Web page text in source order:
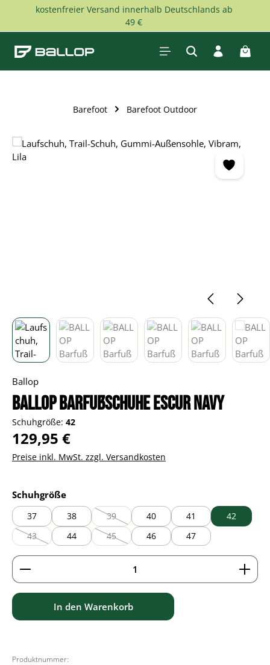
Zum Hauptinhalt springen
kostenfreier Versand innerhalb Deutschlands ab
49 €
Barefoot Barefoot Outdoor
Bildergalerie überspringen
Ballop
BALLOP Barfußschuhe Escur navy
Schuhgröße: 42
Regulärer Preis:
129,95 €
Preise inkl. MwSt. zzgl. Versandkosten
Schuhgrößeauswählen
37 38 39
(Diese Option ist zurzeit nicht verfügbar.)
40 41
42
43
(Diese Option ist zurzeit nicht verfügbar.)
44 45
(Diese Option ist zurzeit nicht verfügbar.)
46 47
Produkt Anzahl: Gib den gewünschten Wert ein
In den Warenkorb
Produktnummer: